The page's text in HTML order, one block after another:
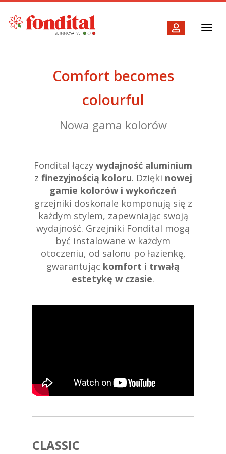
Comfort becomes
colourful
Nowa gama kolorów
Fondital łączy wydajność aluminium
z finezyjnością koloru. Dzięki nowej
gamie kolorów i wykończeń
grzejniki doskonale komponują się z
każdym stylem, zapewniając swoją
wydajność. Grzejniki Fondital mogą
być instalowane w każdym
otoczeniu, od salonu po łazienkę,
gwarantując komfort i trwałą
estetykę w czasie.
CLASSIC